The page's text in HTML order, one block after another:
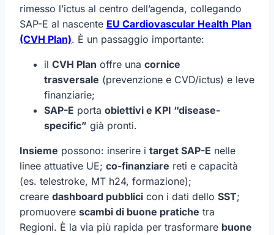
rimesso l’ictus al centro dell’agenda, collegando
SAP-E al nascente EU Cardiovascular Health Plan
(CVH Plan). È un passaggio importante:
il CVH Plan offre una cornice
trasversale (prevenzione e CVD/ictus) e leve
finanziarie;
SAP-E porta obiettivi e KPI “disease-
specific” già pronti.
Insieme possono: inserire i target SAP-E nelle
linee attuative UE; co-finanziare reti e capacità
(es. telestroke, MT h24, formazione);
creare dashboard pubblici con i dati dello SST;
promuovere scambi di buone pratiche tra
Regioni. È la via più rapida per trasformare buone